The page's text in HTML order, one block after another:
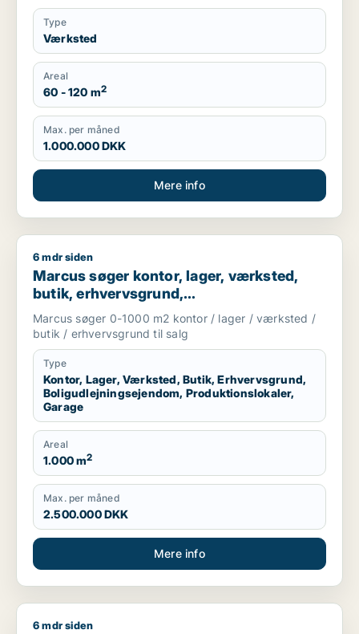
Type
Værksted
Areal
60 - 120 m2
Max. per måned
1.000.000 DKK
Mere info
Marcus søger kontor, lager, værksted, butik,
6 mdr siden
Marcus søger kontor, lager, værksted,
butik, erhvervsgrund,
boligudlejningsejendom,
produktionslokaler eller garage til salg i
Storkøbenhavn
Marcus søger 0-1000 m2 kontor / lager / værksted /
butik / erhvervsgrund til salg
Type
Kontor, Lager, Værksted, Butik, Erhvervsgrund,
Boligudlejningsejendom, Produktionslokaler,
Garage
Areal
1.000 m2
Max. per måned
2.500.000 DKK
Mere info
Fraz søger boligudlejningsejendom til salg i København,
6 mdr siden